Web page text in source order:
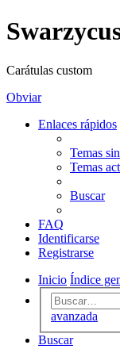
Carátulas custom
Obviar
Enlaces rápidos
Temas
Temas
Buscar
FAQ
Identificarse
Registrarse
Inicio Índice
avanzada
Buscar